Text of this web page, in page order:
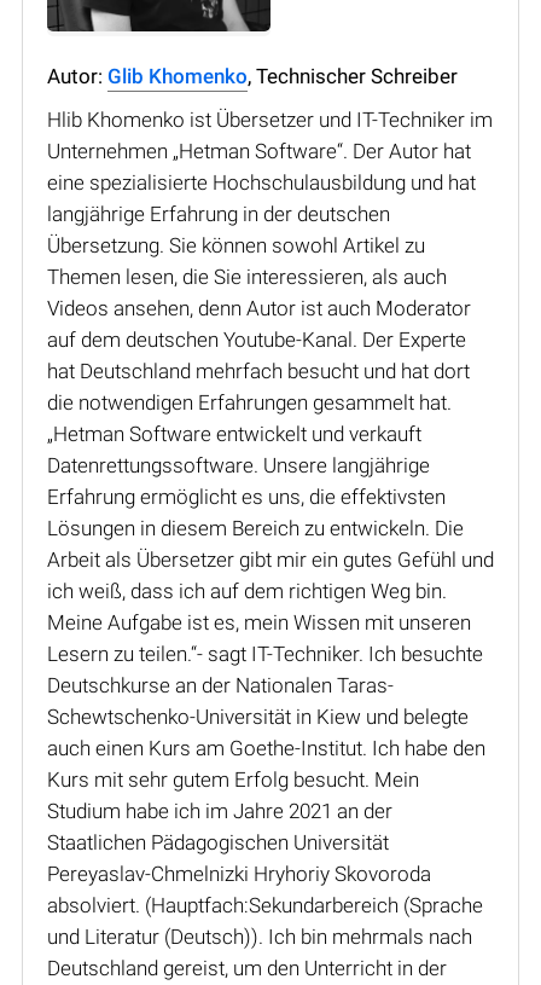
Autor: Glib Khomenko, Technischer Schreiber
Hlib Khomenko ist Übersetzer und IT-Techniker im
Unternehmen „Hetman Software“. Der Autor hat
eine spezialisierte Hochschulausbildung und hat
langjährige Erfahrung in der deutschen
Übersetzung. Sie können sowohl Artikel zu
Themen lesen, die Sie interessieren, als auch
Videos ansehen, denn Autor ist auch Moderator
auf dem deutschen Youtube-Kanal. Der Experte
hat Deutschland mehrfach besucht und hat dort
die notwendigen Erfahrungen gesammelt hat.
„Hetman Software entwickelt und verkauft
Datenrettungssoftware. Unsere langjährige
Erfahrung ermöglicht es uns, die effektivsten
Lösungen in diesem Bereich zu entwickeln. Die
Arbeit als Übersetzer gibt mir ein gutes Gefühl und
ich weiß, dass ich auf dem richtigen Weg bin.
Meine Aufgabe ist es, mein Wissen mit unseren
Lesern zu teilen.“- sagt IT-Techniker. Ich besuchte
Deutschkurse an der Nationalen Taras-
Schewtschenko-Universität in Kiew und belegte
auch einen Kurs am Goethe-Institut. Ich habe den
Kurs mit sehr gutem Erfolg besucht. Mein
Studium habe ich im Jahre 2021 an der
Staatlichen Pädagogischen Universität
Pereyaslav-Chmelnizki Hryhoriy Skovoroda
absolviert. (Hauptfach:Sekundarbereich (Sprache
und Literatur (Deutsch)). Ich bin mehrmals nach
Deutschland gereist, um den Unterricht in der